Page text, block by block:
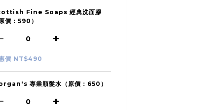
Fine Soaps 經典洗面膠
價：590）
價 NT$490
專業順髮水（原價：650）